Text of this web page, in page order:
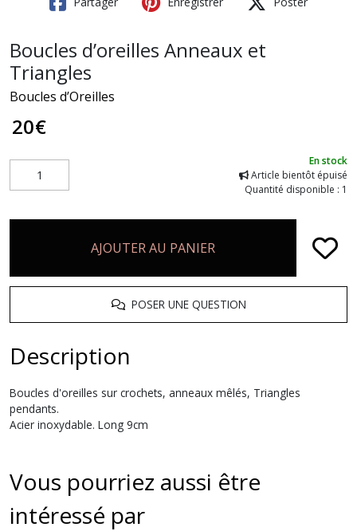
Boucles d’oreilles Anneaux et
Triangles
Boucles d’Oreilles
20€
En stock
Article bientôt épuisé
Quantité disponible : 1
AJOUTER AU PANIER
POSER UNE QUESTION
Description
Boucles d'oreilles sur crochets, anneaux mêlés, Triangles
pendants.
Acier inoxydable. Long 9cm
Vous pourriez aussi être
intéressé par